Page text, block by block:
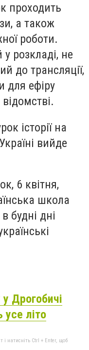
проходить
а також
роботи.
розкладі, не
до трансляції,
для ефіру
історії на
вийде
6 квітня,
школа
будні дні
Дрогобичі
літо
і натисніть Ctrl + Enter, щоб